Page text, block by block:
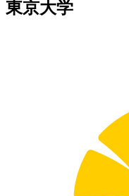
東京大学